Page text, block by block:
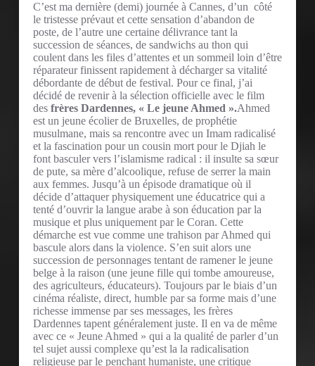
C’est ma dernière (demi) journée à Cannes, d’un côté
le tristesse prévaut et cette sensation d’abandon de
poste, de l’autre une certaine délivrance tant la
succession de séances, de sandwichs au thon qui
coulent dans les files d’attentes et un sommeil loin d’être
réparateur finissent rapidement à décharger sa vitalité
débordante de début de festival. Pour ce final, j’ai
décidé de revenir à la sélection officielle avec le film
des frères Dardennes, « Le jeune Ahmed ».Ahmed
est un jeune écolier de Bruxelles, de prophétie
musulmane, mais sa rencontre avec un Imam radicalisé
et la fascination pour un cousin mort pour le Djiah le
font basculer vers l’islamisme radical : il insulte sa sœur
de pute, sa mère d’alcoolique, refuse de serrer la main
aux femmes. Jusqu’à un épisode dramatique où il
décide d’attaquer physiquement une éducatrice qui a
tenté d’ouvrir la langue arabe à son éducation par la
musique et plus uniquement par le Coran. Cette
démarche est vue comme une trahison par Ahmed qui
bascule alors dans la violence. S’en suit alors une
succession de personnages tentant de ramener le jeune
belge à la raison (une jeune fille qui tombe amoureuse,
des agriculteurs, éducateurs). Toujours par le biais d’un
cinéma réaliste, direct, humble par sa forme mais d’une
richesse immense par ses messages, les frères
Dardennes tapent généralement juste. Il en va de même
avec ce « Jeune Ahmed » qui a la qualité de parler d’un
tel sujet aussi complexe qu’est la la radicalisation
religieuse par le penchant humaniste, une critique